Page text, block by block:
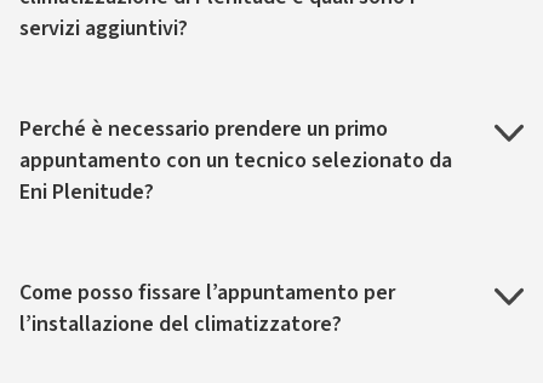
servizi aggiuntivi?
Perché è necessario prendere un primo
appuntamento con un tecnico selezionato da
Eni Plenitude?
Come posso fissare l’appuntamento per
l’installazione del climatizzatore?